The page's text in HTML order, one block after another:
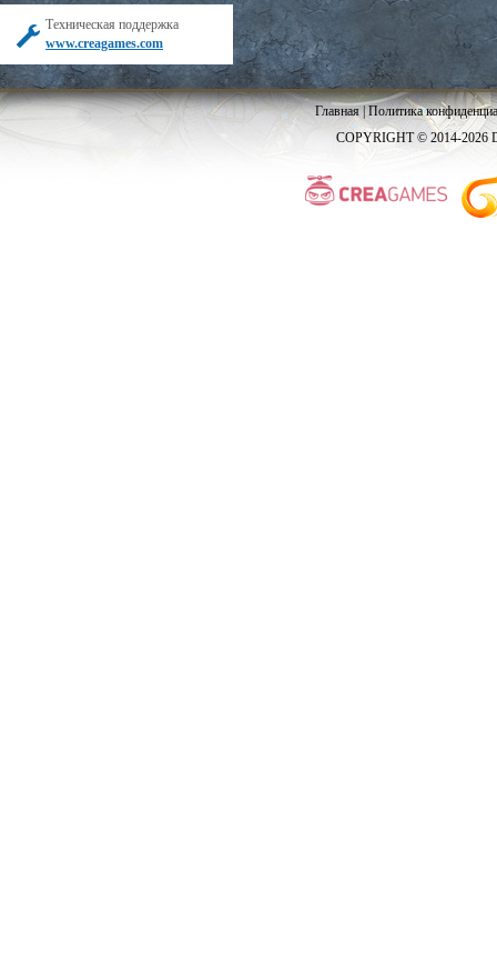
Техническая поддержка
www.creagames.com
Главная|Политика
COPYRIGHT © 2014-2026